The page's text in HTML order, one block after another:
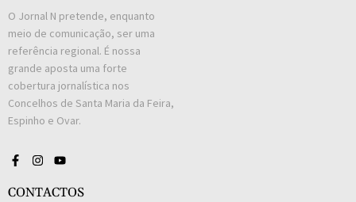
O Jornal N pretende, enquanto
meio de comunicação, ser uma
referência regional. É nossa
grande aposta uma forte
cobertura jornalística nos
Concelhos de Santa Maria da Feira,
Espinho e Ovar.
CONTACTOS